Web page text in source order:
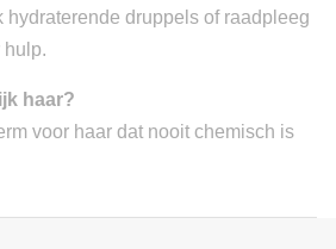
hydraterende druppels of raadpleeg
hulp.
haar?
voor haar dat nooit chemisch is